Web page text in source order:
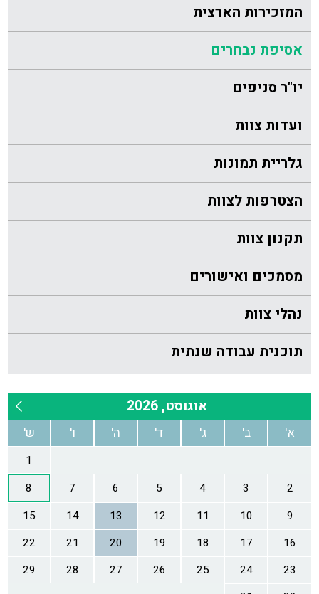
המזכירות הארצית
אסיפת נבחרים
יו"ר סניפים
ועדות צוות
גלריית תמונות
הצטרפות לצוות
תקנון צוות
מסמכים ואישורים
נהלי צוות
תוכנית עבודה שנתית